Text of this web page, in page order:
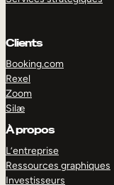
Clients
Booking.com
Rexel
Zoom
Silæ
À propos
L’entreprise
Ressources graphiques
Investisseurs